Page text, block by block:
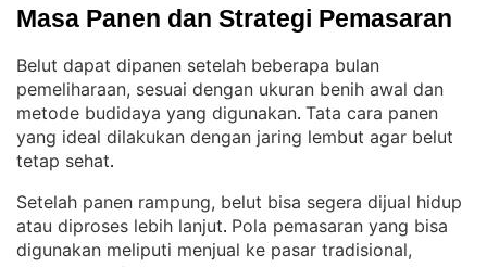
Masa Panen dan Strategi Pemasaran
Belut dapat dipanen setelah beberapa bulan
pemeliharaan, sesuai dengan ukuran benih awal dan
metode budidaya yang digunakan. Tata cara panen
yang ideal dilakukan dengan jaring lembut agar belut
tetap sehat.
Setelah panen rampung, belut bisa segera dijual hidup
atau diproses lebih lanjut. Pola pemasaran yang bisa
digunakan meliputi menjual ke pasar tradisional,